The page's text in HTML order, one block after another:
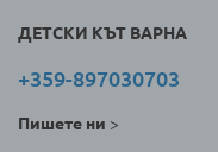
ДЕТСКИ КЪТ ВАРНА
+359-897030703
Пишете ни >